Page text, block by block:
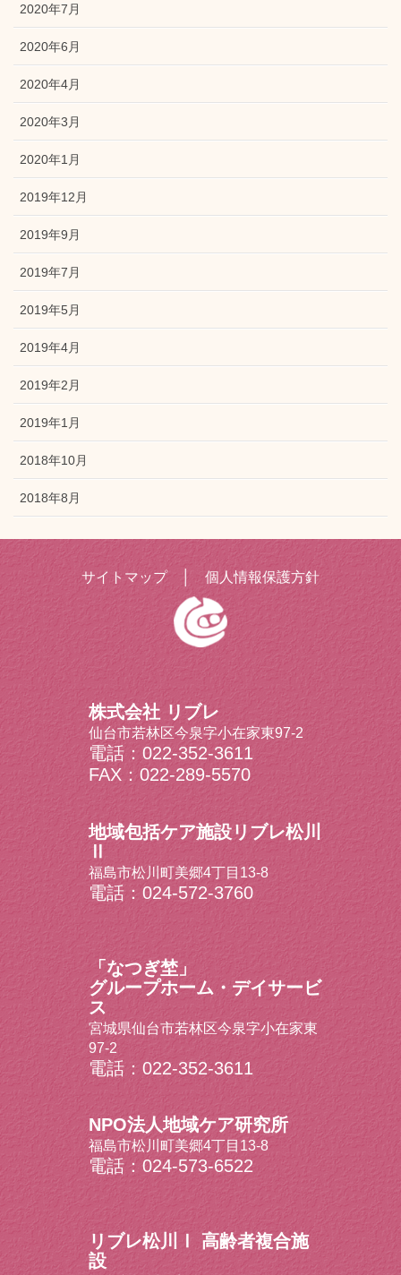
2020年7月
2020年6月
2020年4月
2020年3月
2020年1月
2019年12月
2019年9月
2019年7月
2019年5月
2019年4月
2019年2月
2019年1月
2018年10月
2018年8月
サイトマップ│ 個人情報保護方針
株式会社 リブレ
仙台市若林区今泉字小在家東97-2
電話：022-352-3611
FAX：022-289-5570
地域包括ケア施設リブレ松川
Ⅱ
福島市松川町美郷4丁目13-8
電話：024-572-3760
「なつぎ埜」
グループホーム・デイサービ
ス
宮城県仙台市若林区今泉字小在家東
97-2
電話：022-352-3611
NPO法人地域ケア研究所
福島市松川町美郷4丁目13-8
電話：024-573-6522
リブレ松川Ⅰ 高齢者複合施
設